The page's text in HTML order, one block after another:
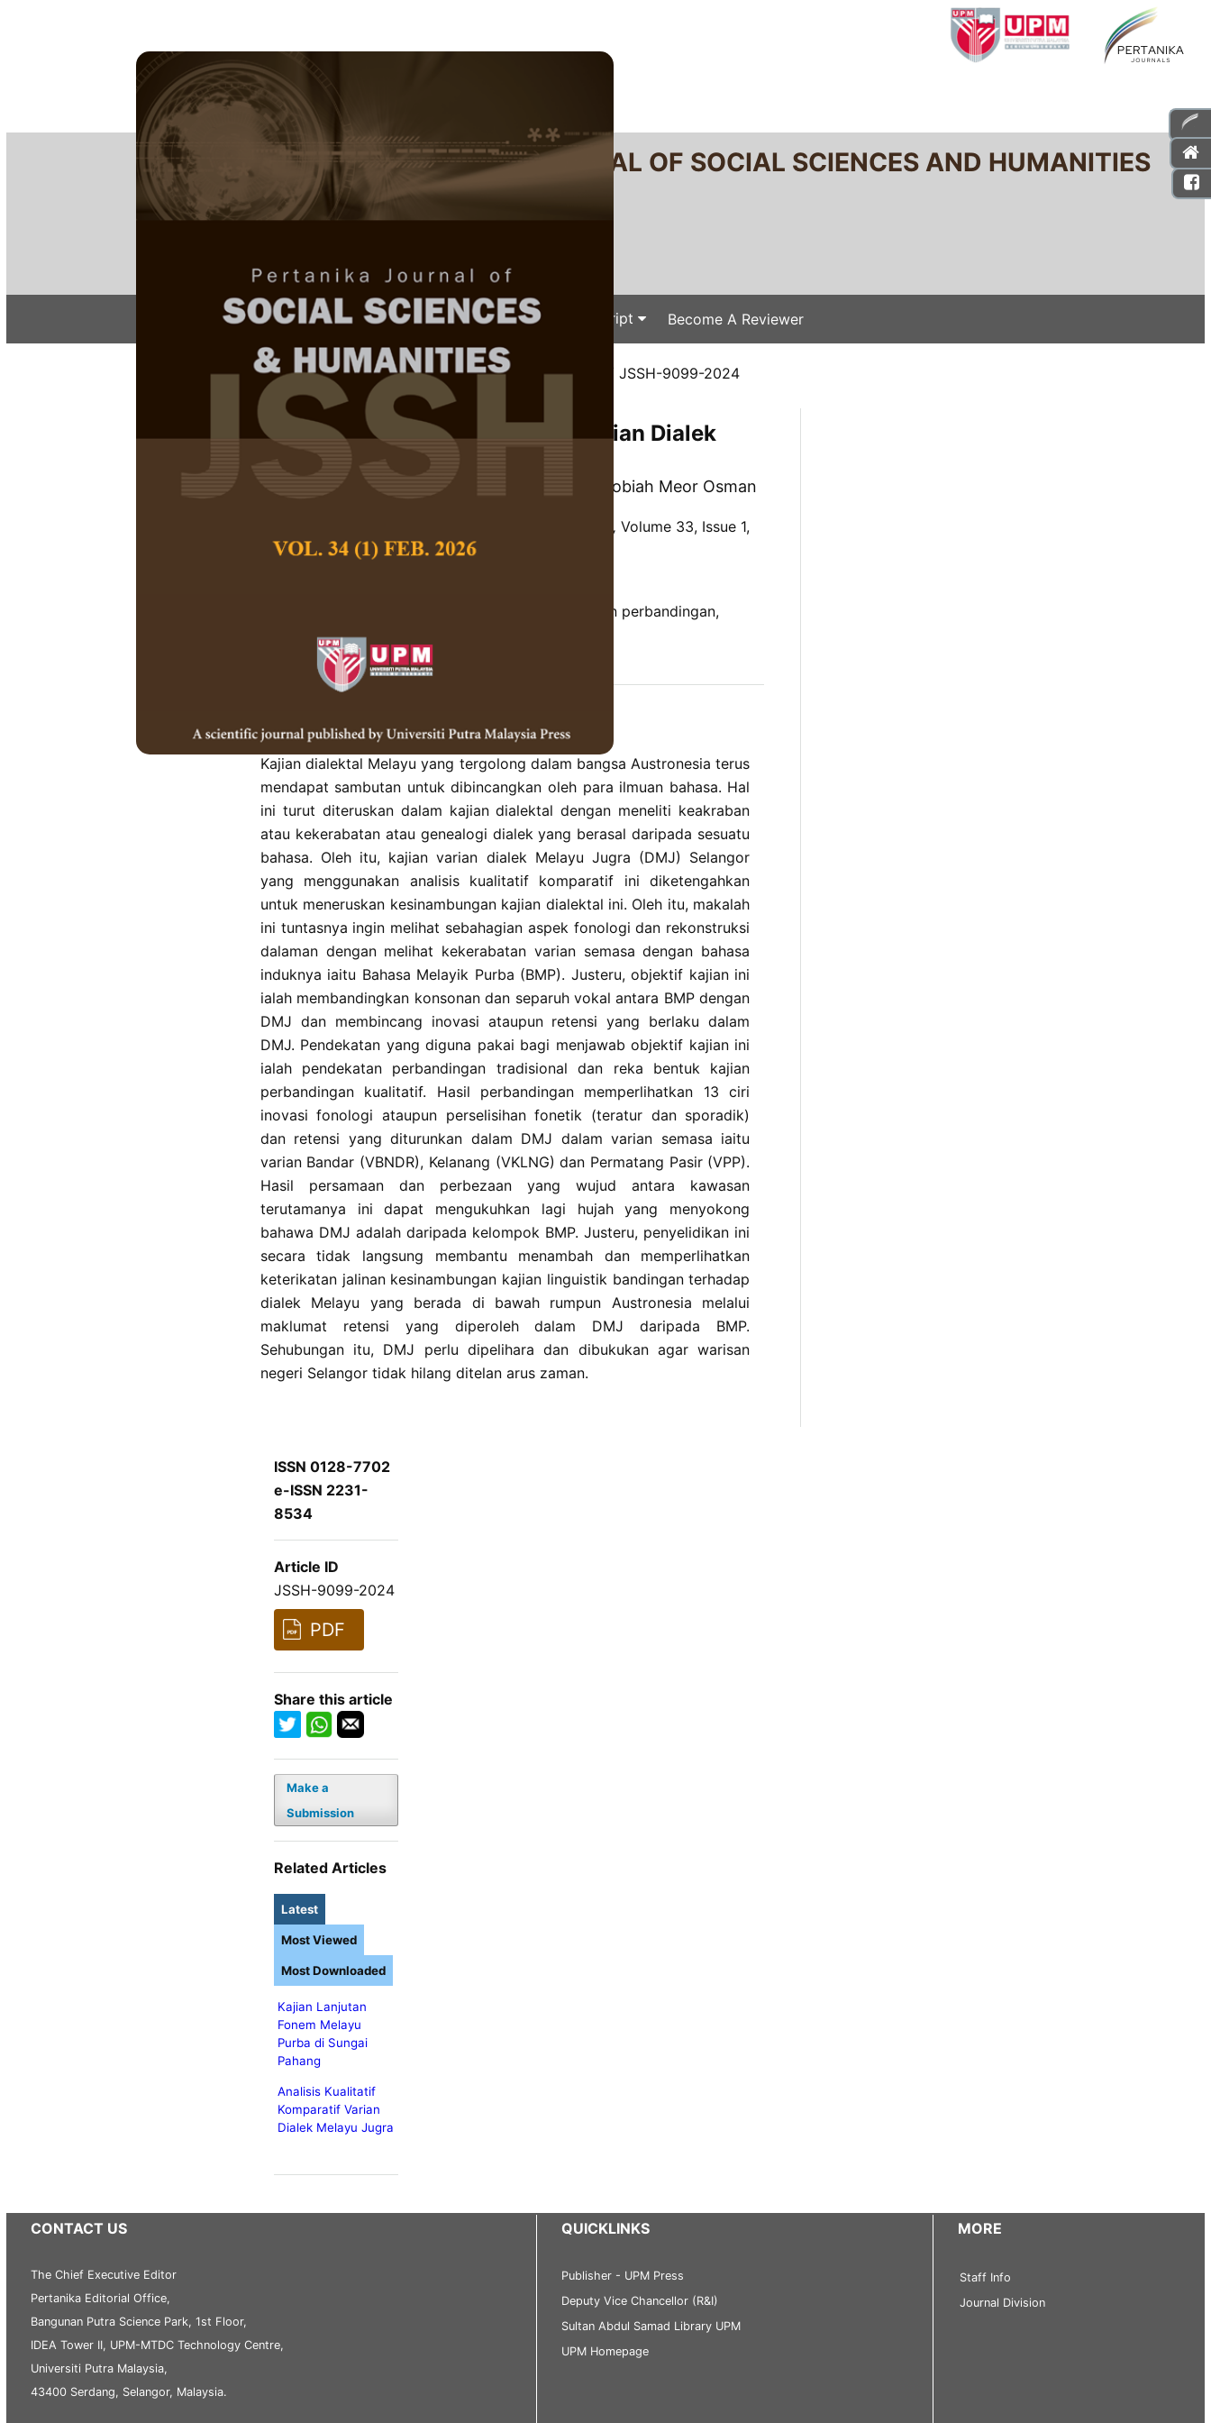
PERTANIKA JOURNAL OF SOCIAL SCIENCES AND HUMANITIES
Home About Articles & Issues Submit Your Manuscript Become A Reviewer
Home/Regular Issue/JSSH Vol. 33 (1) Mar. 2025 / JSSH-9099-2024
Analisis Kualitatif Komparatif Varian Dialek
Melayu Jugra
Norfazila Ab Hamid, Ernawita Atan dan Wan Robiah Meor Osman
Pertanika Journal of Social Science and Humanities, Volume 33, Issue 1,
March 2025
Fonologi, inovasi, konsonan, pendekatan perbandingan,
tradisional
Published on:2025-03-27
Kajian dialektal Melayu yang tergolong dalam bangsa Austronesia terus
mendapat sambutan untuk dibincangkan oleh para ilmuan bahasa. Hal
ini turut diteruskan dalam kajian dialektal dengan meneliti keakraban
atau kekerabatan atau genealogi dialek yang berasal daripada sesuatu
bahasa. Oleh itu, kajian varian dialek Melayu Jugra (DMJ) Selangor
yang menggunakan analisis kualitatif komparatif ini diketengahkan
untuk meneruskan kesinambungan kajian dialektal ini. Oleh itu, makalah
ini tuntasnya ingin melihat sebahagian aspek fonologi dan rekonstruksi
dalaman dengan melihat kekerabatan varian semasa dengan bahasa
induknya iaitu Bahasa Melayik Purba (BMP). Justeru, objektif kajian ini
ialah membandingkan konsonan dan separuh vokal antara BMP dengan
DMJ dan membincang inovasi ataupun retensi yang berlaku dalam
DMJ. Pendekatan yang diguna pakai bagi menjawab objektif kajian ini
ialah pendekatan perbandingan tradisional dan reka bentuk kajian
perbandingan kualitatif. Hasil perbandingan memperlihatkan 13 ciri
inovasi fonologi ataupun perselisihan fonetik (teratur dan sporadik)
dan retensi yang diturunkan dalam DMJ dalam varian semasa iaitu
varian Bandar (VBNDR), Kelanang (VKLNG) dan Permatang Pasir (VPP).
Hasil persamaan dan perbezaan yang wujud antara kawasan
terutamanya ini dapat mengukuhkan lagi hujah yang menyokong
bahawa DMJ adalah daripada kelompok BMP. Justeru, penyelidikan ini
secara tidak langsung membantu menambah dan memperlihatkan
keterikatan jalinan kesinambungan kajian linguistik bandingan terhadap
dialek Melayu yang berada di bawah rumpun Austronesia melalui
maklumat retensi yang diperoleh dalam DMJ daripada BMP.
Sehubungan itu, DMJ perlu dipelihara dan dibukukan agar warisan
negeri Selangor tidak hilang ditelan arus zaman.
ISSN 0128-7702
e-ISSN 2231-
8534
Article ID
JSSH-9099-2024
PDF
Share this article
Make a
Submission
Related Articles
Latest
Kajian Lanjutan
Fonem Melayu
Purba di Sungai
Pahang
Analisis Kualitatif
Komparatif Varian
Dialek Melayu Jugra
Most Viewed
Most Downloaded
CONTACT US
The Chief Executive Editor
Pertanika Editorial Office,
Bangunan Putra Science Park, 1st Floor,
IDEA Tower II, UPM-MTDC Technology Centre,
Universiti Putra Malaysia,
43400 Serdang, Selangor, Malaysia.
QUICKLINKS
Publisher - UPM Press
Deputy Vice Chancellor (R&I)
Sultan Abdul Samad Library UPM
UPM Homepage
MORE
Staff Info
Journal Division